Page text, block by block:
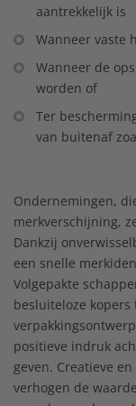
aantrekkelijk is
Wanneer vaste
Wanneer de
worden of
Ter
van buitenaf
Ondernemingen,
merkverschijning,
Dankzij
een snelle
Volgepakte
besluiteloze kopers
positieve indruk
geven. Creatieve
verhogen de